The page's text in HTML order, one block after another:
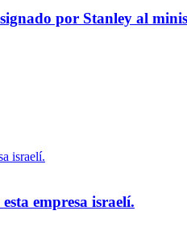
por Stanley al
empresa israelí.